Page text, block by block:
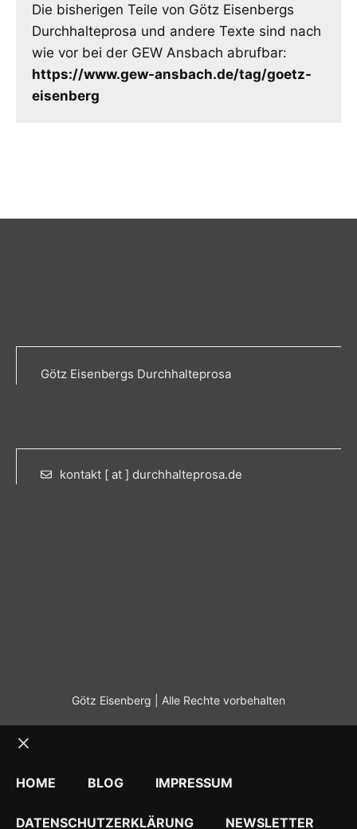
Die bisherigen Teile von Götz Eisenbergs
Durchhalteprosa und andere Texte sind nach
wie vor bei der GEW Ansbach abrufbar:
https://www.gew-ansbach.de/tag/goetz-
eisenberg
Götz Eisenbergs Durchhalteprosa
kontakt [ at ] durchhalteprosa.de
Götz Eisenberg | Alle Rechte vorbehalten
HOME
BLOG IMPRESSUM
DATENSCHUTZERKLÄRUNG NEWSLETTER